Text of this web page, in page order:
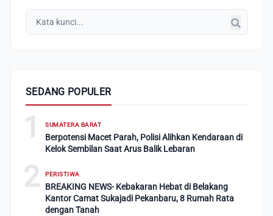
SEDANG POPULER
1 SUMATERA BARAT
Berpotensi Macet Parah, Polisi Alihkan Kendaraan di
Kelok Sembilan Saat Arus Balik Lebaran
2 PERISTIWA
BREAKING NEWS- Kebakaran Hebat di Belakang
Kantor Camat Sukajadi Pekanbaru, 8 Rumah Rata
dengan Tanah